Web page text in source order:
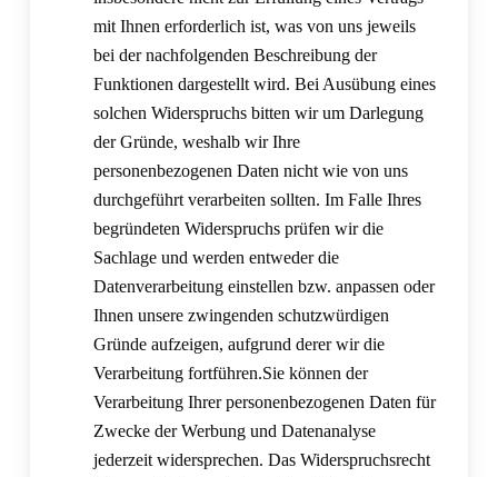
mit Ihnen erforderlich ist, was von uns jeweils
bei der nachfolgenden Beschreibung der
Funktionen dargestellt wird. Bei Ausübung eines
solchen Widerspruchs bitten wir um Darlegung
der Gründe, weshalb wir Ihre
personenbezogenen Daten nicht wie von uns
durchgeführt verarbeiten sollten. Im Falle Ihres
begründeten Widerspruchs prüfen wir die
Sachlage und werden entweder die
Datenverarbeitung einstellen bzw. anpassen oder
Ihnen unsere zwingenden schutzwürdigen
Gründe aufzeigen, aufgrund derer wir die
Verarbeitung fortführen.Sie können der
Verarbeitung Ihrer personenbezogenen Daten für
Zwecke der Werbung und Datenanalyse
jederzeit widersprechen. Das Widerspruchsrecht